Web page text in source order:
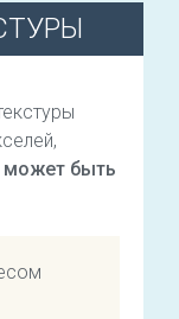
может быть